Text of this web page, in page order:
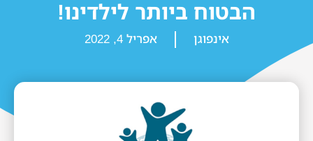
הבטוח ביותר לילדינו!
אינפוגן אפריל 4, 2022